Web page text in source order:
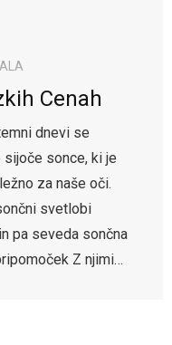
Cenah
dnevi se
sijoče sonce, ki je
za naše oči.
svetlobi
pa seveda sončna
Z njimi…